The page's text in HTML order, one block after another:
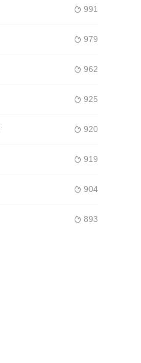
Guiguemdé
希尔
·佩尔米亚科夫 Serafima Frolova
 991
 979
 962
 925
 920
 919
 904
 893